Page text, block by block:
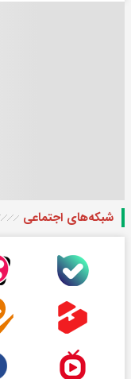
شبکه‌های اجتماعی